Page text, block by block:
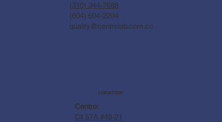
(310) 344-7688
(604) 604-2204
quality@centrolab.com.co
LOCATION
Centro:
Cll 57A #48-21